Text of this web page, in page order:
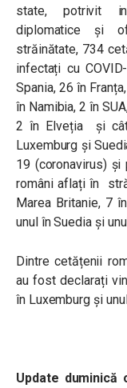
state, potrivit
diplomatice și
străinătate, 734
infectați cu
Spania, 26 în
în Namibia, 2 în
2 în Elveția și
Luxemburg și
19 (coronavirus)
români aflați în
Marea Britanie, 7
unul în Suedia și
Dintre cetățenii
au fost declarați
în Luxemburg și
Update duminică